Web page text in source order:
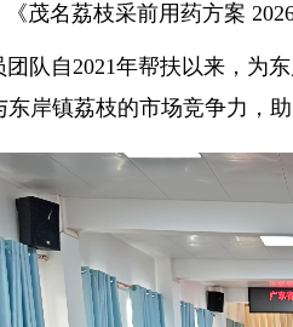
茂名荔枝采前用药方案
自2021年帮扶以来，为东
岸镇荔枝的市场竞争力，助